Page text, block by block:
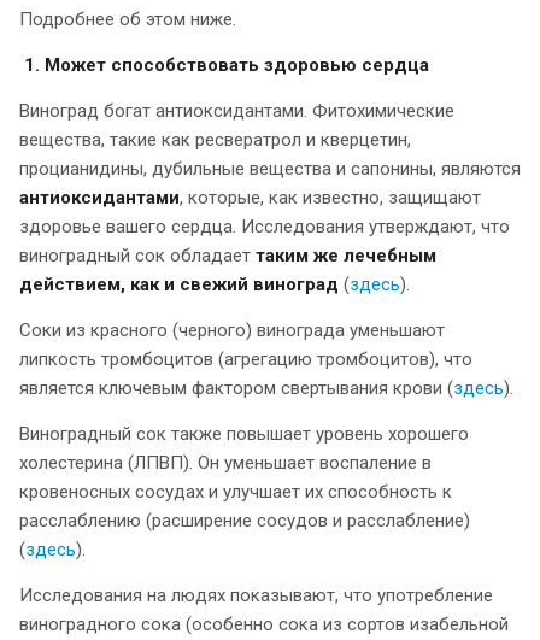
Подробнее об этом ниже.
1. Может способствовать здоровью сердца
Виноград богат антиоксидантами. Фитохимические
вещества, такие как ресвератрол и кверцетин,
процианидины, дубильные вещества и сапонины, являются
антиоксидантами, которые, как известно, защищают
здоровье вашего сердца. Исследования утверждают, что
виноградный сок обладает таким же лечебным
действием, как и свежий виноград (здесь).
Соки из красного (черного) винограда уменьшают
липкость тромбоцитов (агрегацию тромбоцитов), что
является ключевым фактором свертывания крови (здесь).
Виноградный сок также повышает уровень хорошего
холестерина (ЛПВП). Он уменьшает воспаление в
кровеносных сосудах и улучшает их способность к
расслаблению (расширение сосудов и расслабление)
(здесь).
Исследования на людях показывают, что употребление
виноградного сока (особенно сока из сортов изабельной